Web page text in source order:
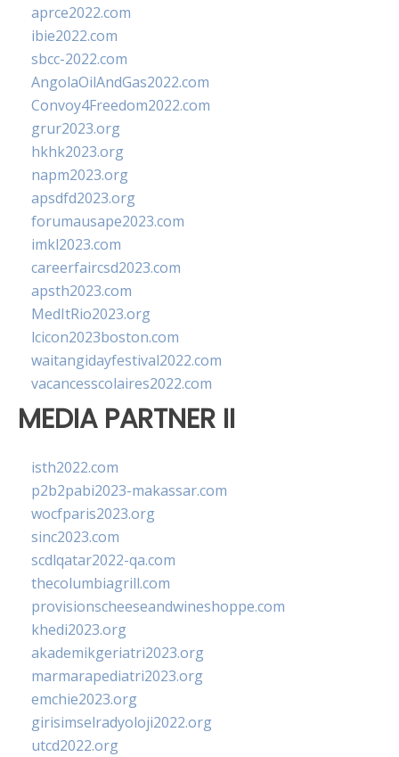
aprce2022.com
ibie2022.com
sbcc-2022.com
AngolaOilAndGas2022.com
Convoy4Freedom2022.com
grur2023.org
hkhk2023.org
napm2023.org
apsdfd2023.org
forumausape2023.com
imkl2023.com
careerfaircsd2023.com
apsth2023.com
MedItRio2023.org
lcicon2023boston.com
waitangidayfestival2022.com
vacancesscolaires2022.com
MEDIA PARTNER II
isth2022.com
p2b2pabi2023-makassar.com
wocfparis2023.org
sinc2023.com
scdlqatar2022-qa.com
thecolumbiagrill.com
provisionscheeseandwineshoppe.com
khedi2023.org
akademikgeriatri2023.org
marmarapediatri2023.org
emchie2023.org
girisimselradyoloji2022.org
utcd2022.org